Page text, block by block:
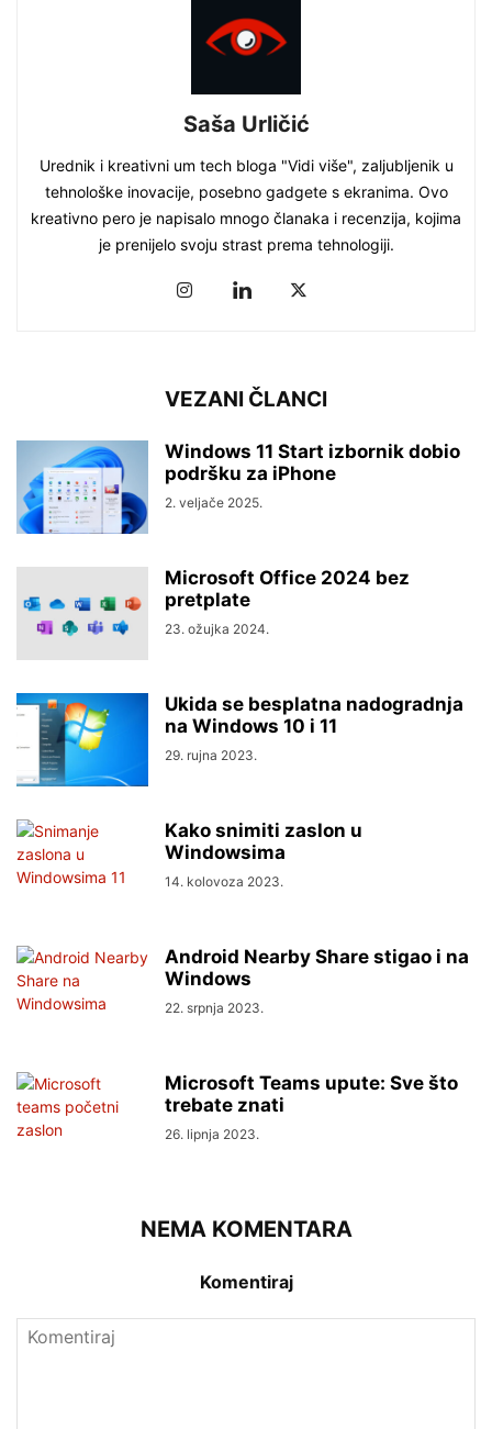
Saša Urličić
Urednik i kreativni um tech bloga "Vidi više", zaljubljenik u
tehnološke inovacije, posebno gadgete s ekranima. Ovo
kreativno pero je napisalo mnogo članaka i recenzija, kojima
je prenijelo svoju strast prema tehnologiji.
VEZANI ČLANCI
Windows 11 Start izbornik dobio
podršku za iPhone
2. veljače 2025.
Microsoft Office 2024 bez
pretplate
23. ožujka 2024.
Ukida se besplatna nadogradnja
na Windows 10 i 11
29. rujna 2023.
Kako snimiti zaslon u
Windowsima
14. kolovoza 2023.
Android Nearby Share stigao i na
Windows
22. srpnja 2023.
Microsoft Teams upute: Sve što
trebate znati
26. lipnja 2023.
NEMA KOMENTARA
Komentiraj